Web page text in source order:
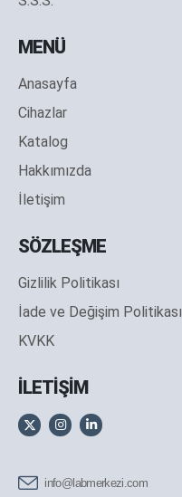
MENÜ
Anasayfa
Cihazlar
Katalog
Hakkımızda
İletişim
SÖZLEŞME
Gizlilik Politikası
İade ve Değişim Politikası
KVKK
İLETİŞİM
info@labmerkezi.com